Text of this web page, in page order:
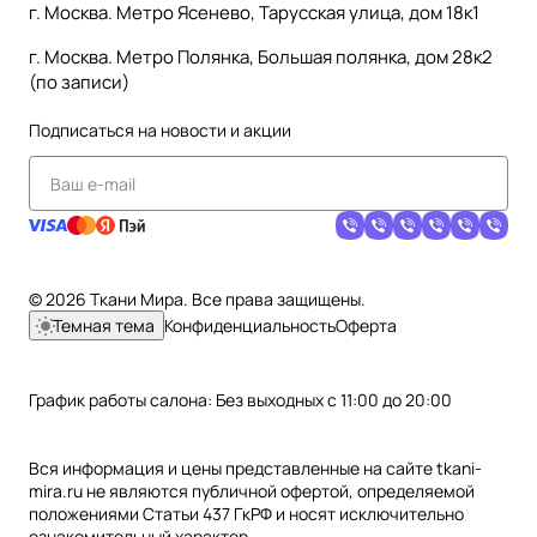
г. Москва. Метро Ясенево, Тарусская улица, дом 18к1
г. Москва. Метро Полянка, Большая полянка, дом 28к2
(по записи)
Подписаться на новости и акции
© 2026 Ткани Мира. Все права защищены.
Темная тема КонфиденциальностьОферта
График работы салона: Без выходных с 11:00 до 20:00
Вся информация и цены представленные на сайте tkani-
mira.ru не являются публичной офертой, определяемой
положениями Статьи 437 ГкРФ и носят исключительно